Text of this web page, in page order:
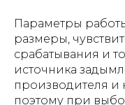
Параметры
размеры,
срабатывания и
источника
производителя
поэтому при